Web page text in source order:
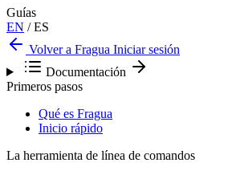
Guías
EN / ES
Volver a Fragua Iniciar sesión
Documentación
Primeros pasos
Qué es Fragua
Inicio rápido
La herramienta de línea de comandos